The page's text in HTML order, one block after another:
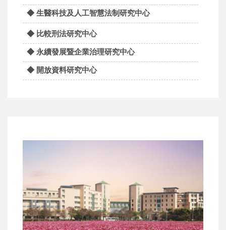
◆ 生醫科技及人工智慧法制研究中心
◆ 比較刑法研究中心
◆ 永續發展暨企業治理研究中心
◆ 開放資料研究中心